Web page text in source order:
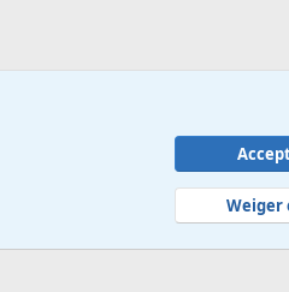
Voorwaarden en regels
Weiger